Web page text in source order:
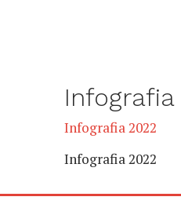
Infografia
Infografia 2022
Infografia 2022